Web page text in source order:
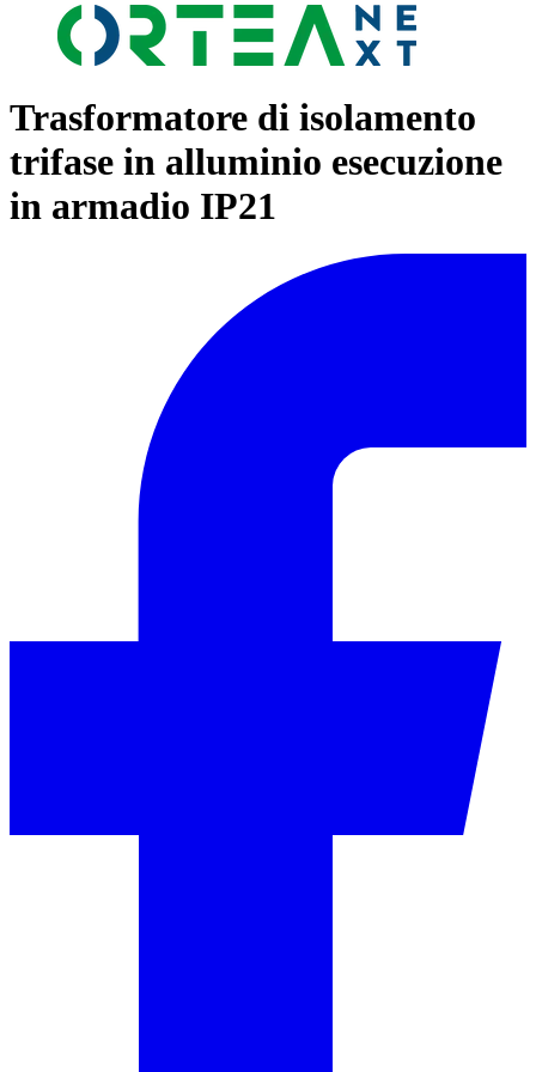
Trasformatore di isolamento
trifase in alluminio esecuzione
in armadio IP21